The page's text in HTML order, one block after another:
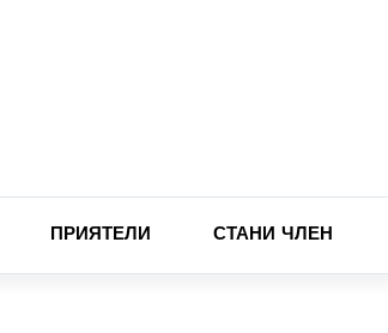
ПРИЯТЕЛИ СТАНИ ЧЛЕН